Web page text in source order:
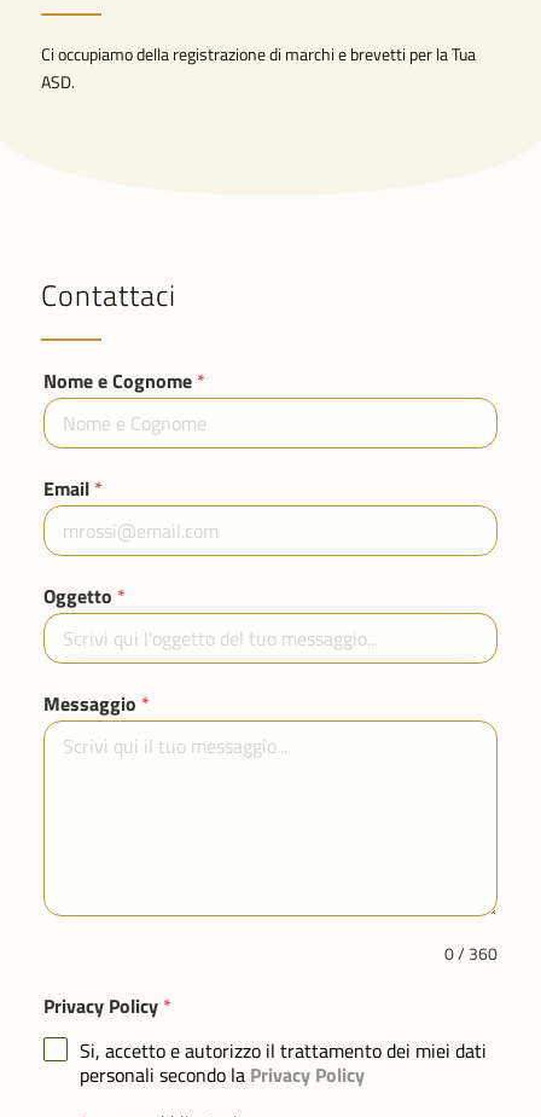
Ci occupiamo della registrazione di marchi e brevetti per la Tua
ASD.
Contattaci
Nome e Cognome *
Email *
Oggetto *
Messaggio *
0 / 360
Privacy Policy *
Si, accetto e autorizzo il trattamento dei miei dati
personali secondo la Privacy Policy